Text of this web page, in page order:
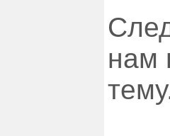
нам